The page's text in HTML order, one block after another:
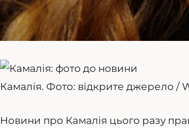
Камалія. Фото: відкрите джерело /
Новини про Камалія цього разу